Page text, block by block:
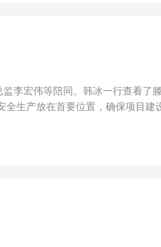
李宏伟等陪同。韩冰一行查看了
生产放在首要位置，确保项目建